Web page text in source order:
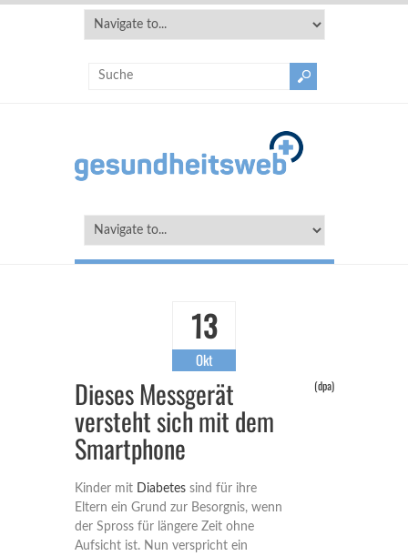
13
Okt
Dieses Messgerät
versteht sich mit dem
Smartphone
(dpa)
Kinder mit Diabetessind für ihre
Eltern ein Grund zur Besorgnis, wenn
der Spross für längere Zeit ohne
Aufsicht ist. Nun verspricht ein